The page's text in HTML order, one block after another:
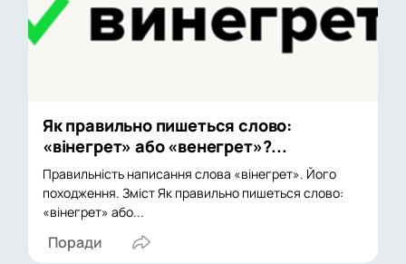
Як правильно пишеться слово:
«вінегрет» або «венегрет»?...
Правильність написання слова «вінегрет». Його
походження. Зміст Як правильно пишеться слово:
«вінегрет» або...
Поради